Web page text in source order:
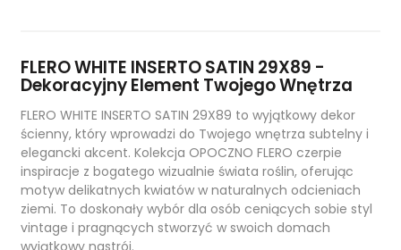
FLERO WHITE INSERTO SATIN 29X89 -
Dekoracyjny Element Twojego Wnętrza
FLERO WHITE INSERTO SATIN 29X89 to wyjątkowy dekor
ścienny, który wprowadzi do Twojego wnętrza subtelny i
elegancki akcent. Kolekcja OPOCZNO FLERO czerpie
inspiracje z bogatego wizualnie świata roślin, oferując
motyw delikatnych kwiatów w naturalnych odcieniach
ziemi. To doskonały wybór dla osób ceniących sobie styl
vintage i pragnących stworzyć w swoich domach
wyjątkowy nastrój.